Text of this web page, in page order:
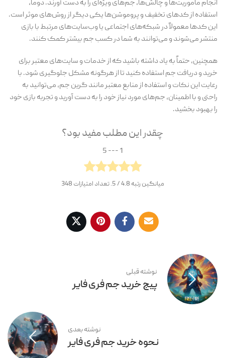
انجام ماموریت‌ها و چالش‌ها، جم‌های ویژه‌ای را به دست آورند. دوماً،
استفاده از کدهای تخفیف و پروموشن‌ها یکی دیگر از روش‌های موثر است.
این کدها معمولاً در شبکه‌های اجتماعی یا وب‌سایت‌های مرتبط با بازی
منتشر می‌شوند و می‌توانند به شما در کسب جم بیشتر کمک کنند.
همچنین، حتماً به یاد داشته باشید که از خدمات و سایت‌های معتبر برای
خرید و دریافت جم استفاده کنید تا از هرگونه مشکل جلوگیری شود. با
رعایت این نکات و استفاده از منابع معتبر مانند گرین جم، می‌توانید به
راحتی و با اطمینان، جم‌های مورد نیاز خود را به دست آورید و تجربه بازی خود
را بهبود بخشید.
چقدر این مطلب مفید بود؟
1 --- 5
میانگین رتبه 4.8/ 5. تعداد امتیازات 348
نوشته قبلی
پیج خرید جم فری فایر
نوشته بعدی
نحوه خرید جم فری فایر